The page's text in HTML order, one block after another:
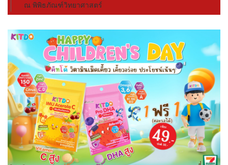
ณ พิพิธภัณฑ์วิทยาศาสตร์